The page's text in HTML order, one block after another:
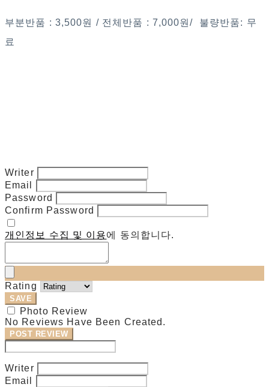
부분반품 : 3,500원 / 전체반품 : 7,000원/ 불량반품: 무
료
Writer
Email
Password
Confirm Password
개인정보 수집 및 이용에 동의합니다.
Rating
SAVE
Photo Review
No Reviews Have Been Created.
POST REVIEW
Writer
Email